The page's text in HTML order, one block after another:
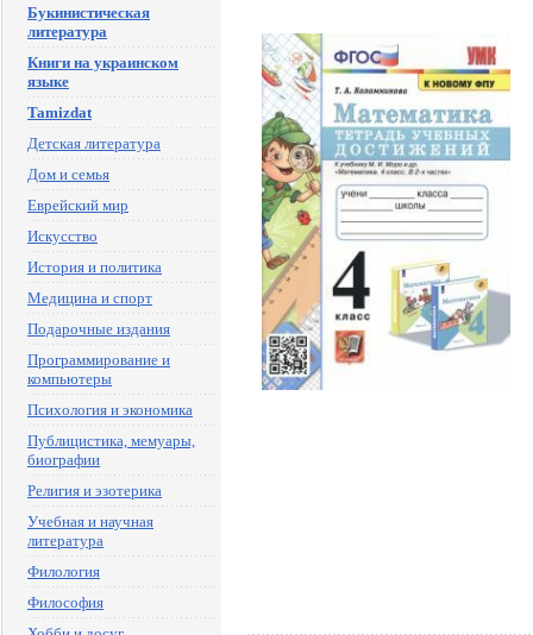
Букинистическая
литература
Книги на украинском
языке
Tamizdat
Детская литература
Дом и семья
Еврейский мир
Искусство
История и политика
Медицина и спорт
Подарочные издания
Программирование и
компьютеры
Психология и экономика
Публицистика, мемуары,
биографии
Религия и эзотерика
Учебная и научная
литература
Филология
Философия